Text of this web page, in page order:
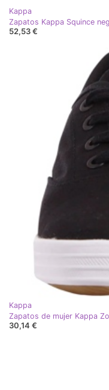
Kappa
Zapatos Kappa Squince
52,53 €
Kappa
Zapatos de mujer Kappa
30,14 €